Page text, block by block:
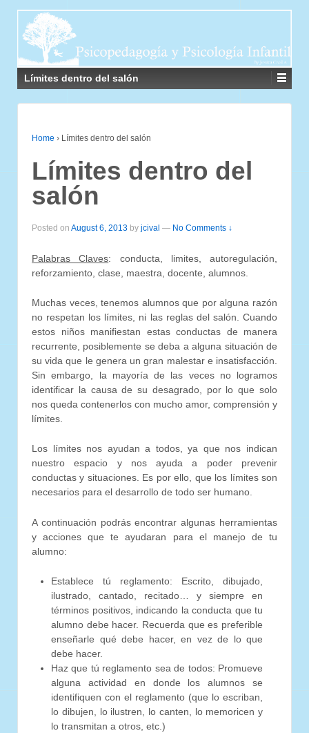
Límites dentro del salón
Home › Límites dentro del salón
Límites dentro del
salón
Posted on August 6, 2013 by jcival — No Comments ↓
Palabras Claves: conducta, limites, autoregulación,
reforzamiento, clase, maestra, docente, alumnos.
Muchas veces, tenemos alumnos que por alguna razón
no respetan los límites, ni las reglas del salón. Cuando
estos niños manifiestan estas conductas de manera
recurrente, posiblemente se deba a alguna situación de
su vida que le genera un gran malestar e insatisfacción.
Sin embargo, la mayoría de las veces no logramos
identificar la causa de su desagrado, por lo que solo
nos queda contenerlos con mucho amor, comprensión y
límites.
Los límites nos ayudan a todos, ya que nos indican
nuestro espacio y nos ayuda a poder prevenir
conductas y situaciones. Es por ello, que los límites son
necesarios para el desarrollo de todo ser humano.
A continuación podrás encontrar algunas herramientas
y acciones que te ayudaran para el manejo de tu
alumno:
Establece tú reglamento: Escrito, dibujado,
ilustrado, cantado, recitado… y siempre en
términos positivos, indicando la conducta que tu
alumno debe hacer. Recuerda que es preferible
enseñarle qué debe hacer, en vez de lo que
debe hacer.
Haz que tú reglamento sea de todos: Promueve
alguna actividad en donde los alumnos se
identifiquen con el reglamento (que lo escriban,
lo dibujen, lo ilustren, lo canten, lo memoricen y
lo transmitan a otros, etc.)